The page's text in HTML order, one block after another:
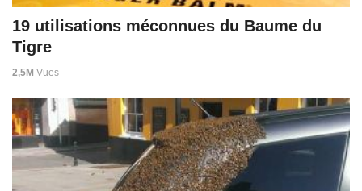
19 utilisations méconnues du Baume du
Tigre
2,5M Vues